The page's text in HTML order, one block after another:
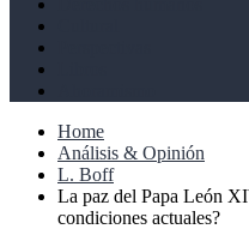
Home
Análisis & Opinión
L. Boff
La paz del Papa León
condiciones actuales?